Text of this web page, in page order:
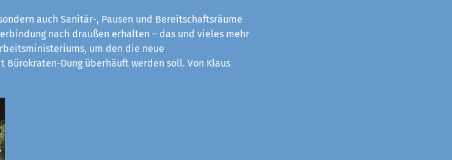
auch Sanitär-, Pausen und Bereitschaftsräume
nach draußen erhalten – das und vieles mehr
um den die neue
Dung überhäuft werden soll. Von Klaus